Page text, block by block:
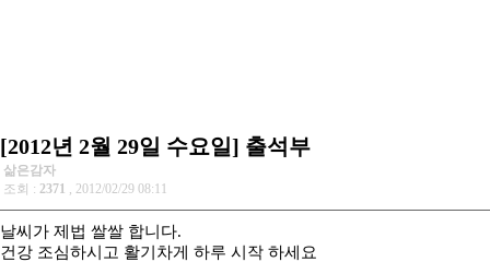
[2012년 2월 29일 수요일] 출석부
삶은감자
조회 : 2371 , 2012/02/29 08:11
날씨가 제법 쌀쌀 합니다.
건강 조심하시고 활기차게 하루 시작 하세요